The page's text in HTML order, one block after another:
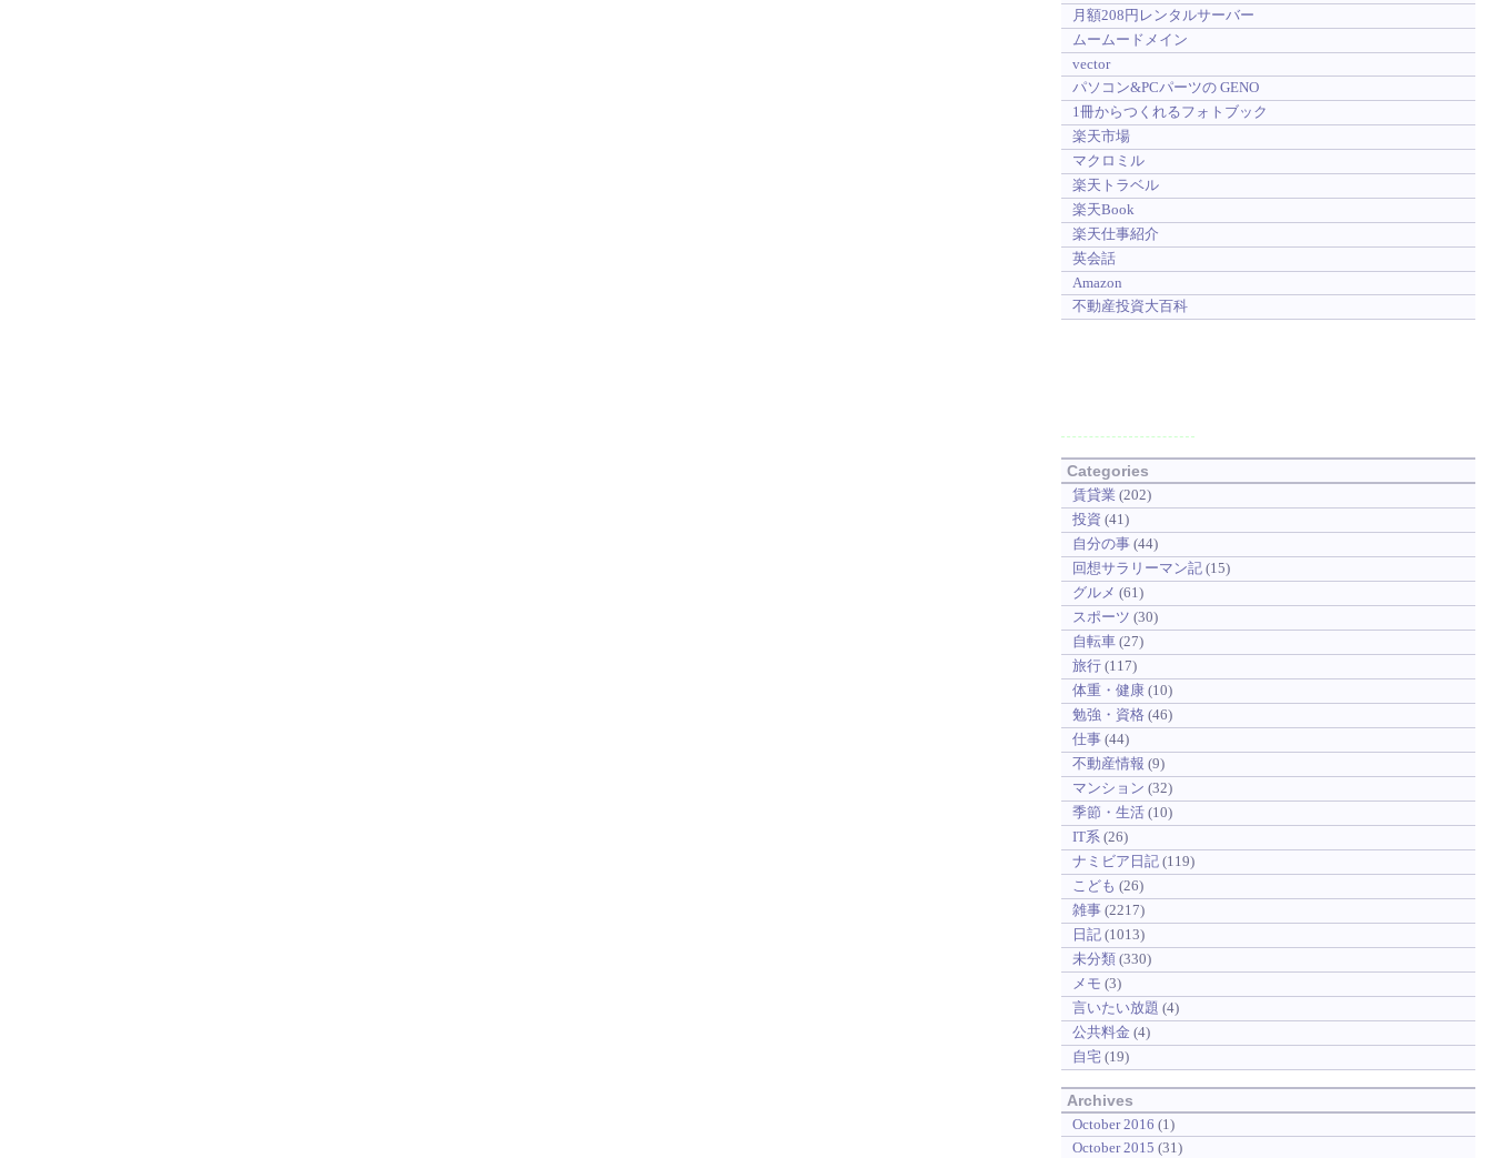
月額208円レンタルサーバー
ムームードメイン
vector
パソコン&PCパーツの GENO
1冊からつくれるフォトブック
楽天市場
マクロミル
楽天トラベル
楽天Book
楽天仕事紹介
英会話
Amazon
不動産投資大百科
Categories
賃貸業 (202)
投資 (41)
自分の事(44)
回想サラリーマン記(15)
グルメ (61)
スポーツ (30)
自転車(27)
旅行(117)
体重・健康(10)
勉強・資格(46)
仕事(44)
不動産情報 (9)
マンション (32)
季節・生活(10)
IT系(26)
ナミビア日記(119)
こども (26)
雑事(2217)
日記(1013)
未分類(330)
メモ (3)
言いたい放題 (4)
公共料金 (4)
自宅 (19)
Archives
October 2016 (1)
October 2015 (31)